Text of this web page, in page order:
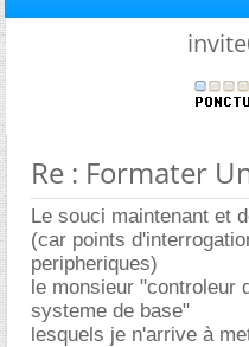
Re : Formater
Le souci maintenant et
(car points
peripheriques)
le monsieur "controleur
systeme de base"
lesquels je n'arrive à